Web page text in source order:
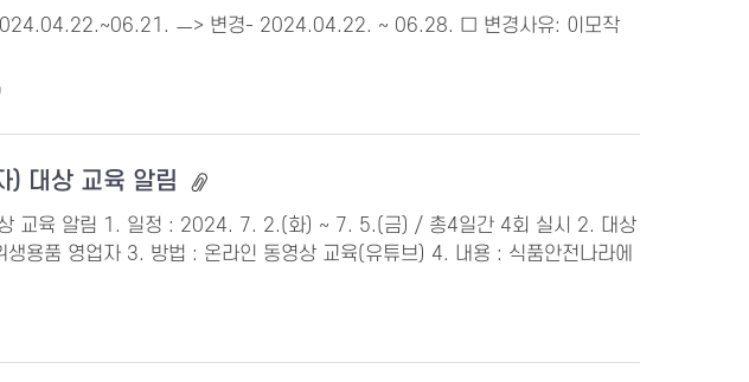
ㅡ> 변경- 2024.04.22. ~ 06.28. □ 변경사유: 이모작
) 대상 교육 알림
교육 알림 1. 일정 : 2024. 7. 2.(화) ~ 7. 5.(금) / 총4일간 4회 실시 2. 대상
용품 영업자 3. 방법 : 온라인 동영상 교육(유튜브) 4. 내용 : 식품안전나라에